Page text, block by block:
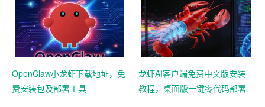
OpenClaw小龙虾下载地址，免
费安装包及部署工具
龙虾AI客户端免费中文版安装
教程，桌面版一键零代码部署